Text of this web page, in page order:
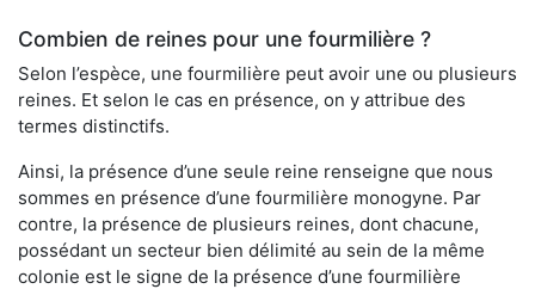
Combien de reines pour une fourmilière ?
Selon l’espèce, une fourmilière peut avoir une ou plusieurs
reines. Et selon le cas en présence, on y attribue des
termes distinctifs.
Ainsi, la présence d’une seule reine renseigne que nous
sommes en présence d’une fourmilière monogyne. Par
contre, la présence de plusieurs reines, dont chacune,
possédant un secteur bien délimité au sein de la même
colonie est le signe de la présence d’une fourmilière